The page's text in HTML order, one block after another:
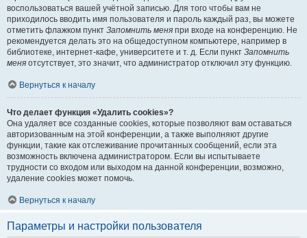
воспользоваться вашей учётной записью. Для того чтобы вам не
приходилось вводить имя пользователя и пароль каждый раз, вы можете
отметить флажком пункт Запомнить меня при входе на конференцию. Не
рекомендуется делать это на общедоступном компьютере, например в
библиотеке, интернет-кафе, университете и т. д. Если пункт Запомнить
меня отсутствует, это значит, что администратор отключил эту функцию.
Вернуться к началу
Что делает функция «Удалить cookies»?
Она удаляет все созданные cookies, которые позволяют вам оставаться
авторизованным на этой конференции, а также выполняют другие
функции, такие как отслеживание прочитанных сообщений, если эта
возможность включена администратором. Если вы испытываете
трудности со входом или выходом на данной конференции, возможно,
удаление cookies может помочь.
Вернуться к началу
Параметры и настройки пользователя